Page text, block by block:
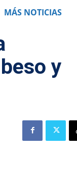
MÁS NOTICIAS
y